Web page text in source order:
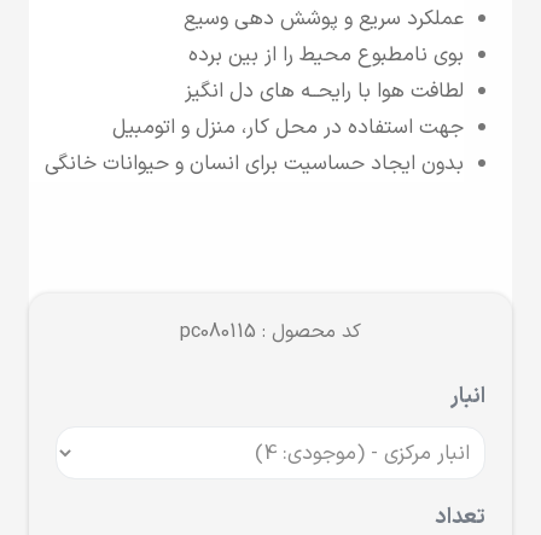
عملکرد سریع و پوشش دهی وسیع
بوی نامطبوع محیط را از بین برده
لطافت هوا با رایحــه های دل انگیز
جهت استفاده در محل کار، منزل و اتومبیل
بدون ایجاد حساسیت برای انسان و حیوانات خانگی
کد محصول : pc080115
انبار
تعداد